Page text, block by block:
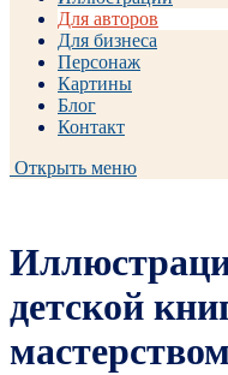
Для авторов
Для бизнеса
Персонаж
Картины
Блог
Контакт
Открыть меню
детской
мастерством